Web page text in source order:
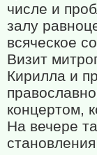
числе и
залу
всяческое
Визит
Кирилла и
концертом,
На вечере